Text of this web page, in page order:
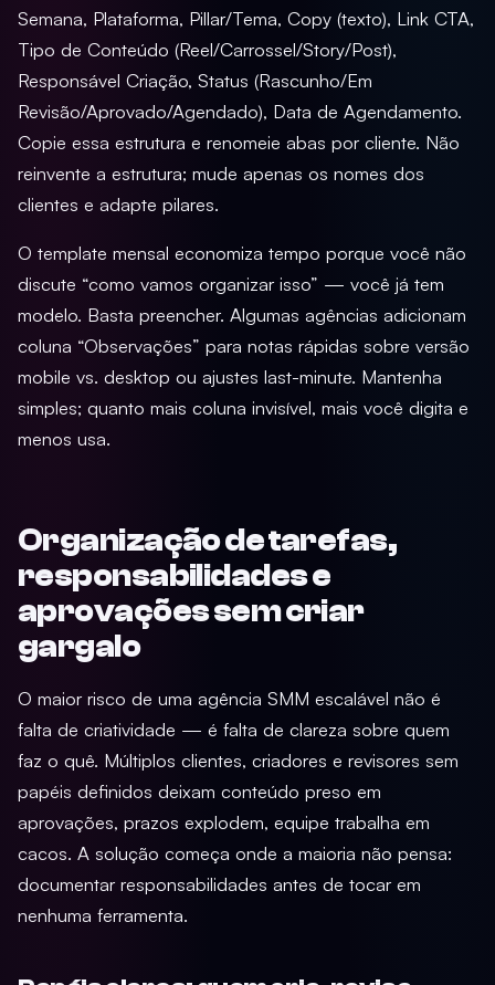
Semana, Plataforma, Pillar/Tema, Copy (texto), Link CTA,
Tipo de Conteúdo (Reel/Carrossel/Story/Post),
Responsável Criação, Status (Rascunho/Em
Revisão/Aprovado/Agendado), Data de Agendamento.
Copie essa estrutura e renomeie abas por cliente. Não
reinvente a estrutura; mude apenas os nomes dos
clientes e adapte pilares.
O template mensal economiza tempo porque você não
discute “como vamos organizar isso” — você já tem
modelo. Basta preencher. Algumas agências adicionam
coluna “Observações” para notas rápidas sobre versão
mobile vs. desktop ou ajustes last-minute. Mantenha
simples; quanto mais coluna invisível, mais você digita e
menos usa.
Organização de tarefas,
responsabilidades e
aprovações sem criar
gargalo
O maior risco de uma agência SMM escalável não é
falta de criatividade — é falta de clareza sobre quem
faz o quê. Múltiplos clientes, criadores e revisores sem
papéis definidos deixam conteúdo preso em
aprovações, prazos explodem, equipe trabalha em
cacos. A solução começa onde a maioria não pensa:
documentar responsabilidades antes de tocar em
nenhuma ferramenta.